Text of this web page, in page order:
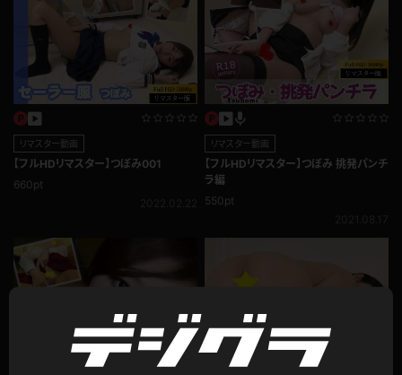
リマスター動画
【フルHDリマスター】つぼみ001
660pt
リマスター動画
【フルHDリマスター】つぼみ 挑発パンチ
ラ編
550pt